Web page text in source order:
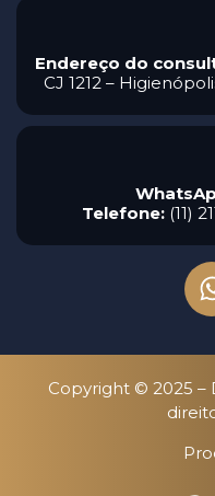
Endereço do
CJ 1212 –
Telefone: (11)
Copyright © 2025 –